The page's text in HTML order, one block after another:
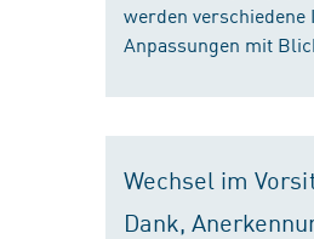
werden
Anpassungen mit
Wechsel im
Dank,